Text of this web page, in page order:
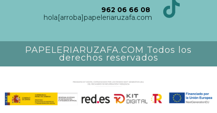
962 06 66 08
hola[arroba]papeleriaruzafa.com
PAPELERIARUZAFA.COM Todos los
derechos reservados